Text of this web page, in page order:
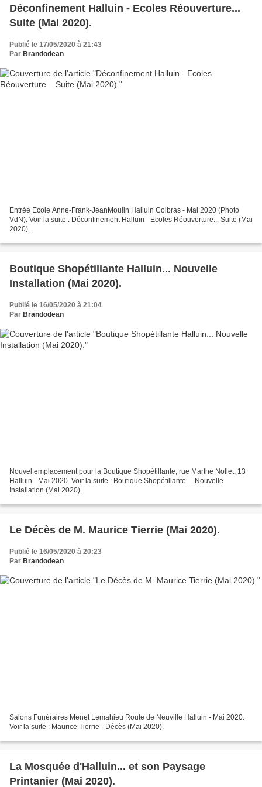
Déconfinement Halluin - Ecoles Réouverture...
Suite (Mai 2020).
Publié le 17/05/2020 à 21:43
Par Brandodean
Entrée Ecole Anne-Frank-JeanMoulin Halluin Colbras - Mai 2020 (Photo
VdN). Voir la suite : Déconfinement Halluin - Ecoles Réouverture... Suite (Mai
2020).
Boutique Shopétillante Halluin... Nouvelle
Installation (Mai 2020).
Publié le 16/05/2020 à 21:04
Par Brandodean
Nouvel emplacement pour la Boutique Shopétillante, rue Marthe Nollet, 13
Halluin - Mai 2020. Voir la suite : Boutique Shopétillante… Nouvelle
Installation (Mai 2020).
Le Décès de M. Maurice Tierrie (Mai 2020).
Publié le 16/05/2020 à 20:23
Par Brandodean
Salons Funéraires Menet Lemahieu Route de Neuville Halluin - Mai 2020.
Voir la suite : Maurice Tierrie - Décès (Mai 2020).
La Mosquée d'Halluin... et son Paysage
Printanier (Mai 2020).